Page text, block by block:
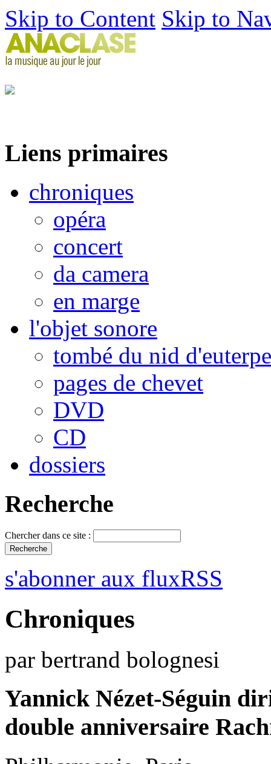
Skip to Content Skip to
Liens primaires
chroniques
opéra
concert
da camera
en marge
l'objet sonore
tombé du nid d'euterpe
pages de chevet
DVD
CD
dossiers
Recherche
Chercher dans ce site :
s'abonner aux fluxRSS
Chroniques
par bertrand bolognesi
Yannick Nézet-Séguin
double anniversaire